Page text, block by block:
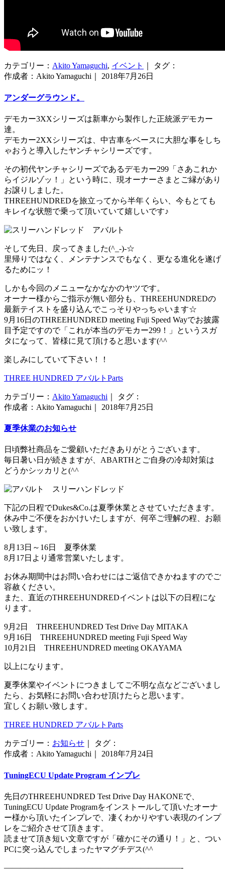
カテゴリー： Akito Yamaguchi, イベント
｜ タグ：
作成者：Akito Yamaguchi｜ 2018年7月26日
アンダーグラウンド。
デモカー3XXシリーズは新車から製作した正統派デモカー
達。
デモカー2XXシリーズは、中古車をベースに大胆な事をしち
ゃおうと導入したヤンチャシリーズです。
その初代ヤンチャシリーズであるデモカー299「さあこれか
らイジルゾッ！」という時に、現オーナーさまとご縁があり
お譲りしました。
THREEHUNDREDを旅立ってから半年くらい、今もとても
キレイな状態で乗って頂いていて嬉しいです♪
そして先日、戻ってきました(^_-)-☆
里帰りではなく、メンテナンスでもなく、更なる進化を遂げ
るためにッ！
しかも今回のメニューなかなかのヤツです。
オーナー様からご指示が無い部分も、THREEHUNDREDの
最新テイストを盛り込んでこっそりやっちゃいます☆
9月16日のTHREEHUNDRED meeting Fuji Speed Wayでお披露
目予定ですので「これが本当のデモカー299！」というスガ
タになって、皆様に見て頂けると思います(^^ゞ
楽しみにしていて下さい！！
THREE HUNDRED アバルトParts
カテゴリー： Akito Yamaguchi ｜ タグ：
作成者：Akito Yamaguchi｜ 2018年7月25日
夏季休業のお知らせ
日頃弊社商品をご愛顧いただきありがとうございます。
毎日暑い日が続きますが、ABARTHとご自身の冷却対策は
どうかシッカリと(^^ゞ
下記の日程でDukes&Co.は夏季休業とさせていただきます。
休み中ご不便をおかけいたしますが、何卒ご理解の程、お願
い致します。
8月13日～16日 夏季休業
8月17日より通常営業いたします。
お休み期間中はお問い合わせにはご返信できかねますのでご
容赦ください。
また、直近のTHREEHUNDREDイベントは以下の日程にな
ります。
9月2日 THREEHUNDRED Test Drive Day MITAKA
9月16日 THREEHUNDRED meeting Fuji Speed Way
10月21日 THREEHUNDRED meeting OKAYAMA
以上になります。
夏季休業やイベントにつきましてご不明な点などございまし
たら、お気軽にお問い合わせ頂けたらと思います。
宜しくお願い致します。
THREE HUNDRED アバルトParts
カテゴリー： お知らせ ｜ タグ：
作成者：Akito Yamaguchi｜ 2018年7月24日
TuningECU Update Program インプレ
先日のTHREEHUNDRED Test Drive Day HAKONEで、
TuningECU Update Programをインストールして頂いたオーナ
ー様から頂いたインプレで、凄くわかりやすい表現のインプ
レをご紹介させて頂きます。
読ませて頂き短い文章ですが「確かにその通り！」と、つい
PCに突っ込んでしまったヤマグチデス(^^ゞ
——————————————————————-